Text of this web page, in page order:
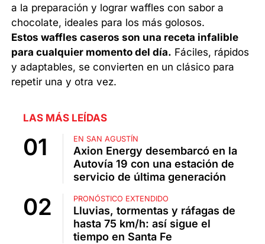
a la preparación y lograr waffles con sabor a
chocolate, ideales para los más golosos.
Estos waffles caseros son una receta infalible
para cualquier momento del día. Fáciles, rápidos
y adaptables, se convierten en un clásico para
repetir una y otra vez.
LAS MÁS LEÍDAS
EN SAN AGUSTÍN
Axion Energy desembarcó en la
Autovía 19 con una estación de
servicio de última generación
PRONÓSTICO EXTENDIDO
Lluvias, tormentas y ráfagas de
hasta 75 km/h: así sigue el
tiempo en Santa Fe